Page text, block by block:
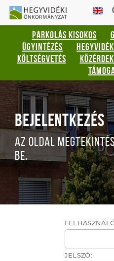
HEGYVIDÉKI
PARKOLÁS KISOKOS
ÜGYINTÉZÉS
KÖLTSÉGVETÉS
BEJELENTKEZÉS
AZ OLDAL
BE.
JELSZÓ: